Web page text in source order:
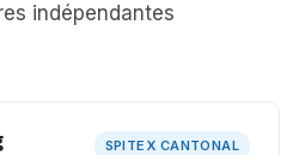
indépendantes
SPITEX CANTONAL